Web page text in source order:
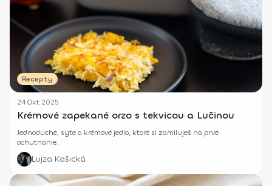
Recepty
24 Okt 2025
Krémové zapekané orzo s tekvicou a Lučinou
Jednoduché, sýte a krémové jedlo, ktoré si zamiluješ na prvé
ochutnanie.
Lujza Kašická